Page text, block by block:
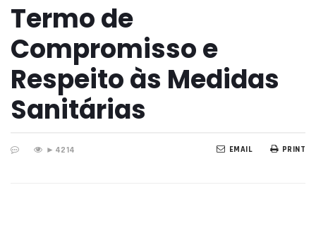
Termo de
Compromisso e
Respeito às Medidas
Sanitárias
► 4214 PRINT
EMAIL